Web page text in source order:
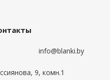
info@blanki.by
9, комн.1